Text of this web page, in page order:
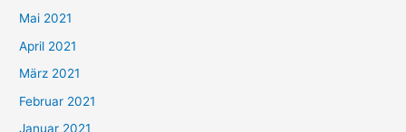
h
:
Mai 2021
April 2021
März 2021
Februar 2021
Januar 2021